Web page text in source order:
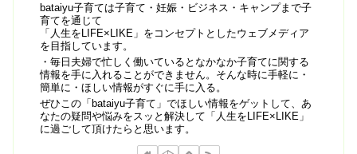
bataiyu子育ては子育て・妊娠・ビジネス・キャンプまで子
育てを通じて
「人生をLIFE×LIKE」をコンセプトとしたウェブメディア
を目指しています。
・毎日夫婦で忙しく働いているとなかなか子育てに関する
情報を手に入れることができません。そんな時に手軽に・
簡単に・ほしい情報がすぐに手に入る。
ぜひこの「bataiyu子育て」でほしい情報をゲットして、あ
なたの疑問や悩みをスッと解決して「人生をLIFE×LIKE」
に過ごして頂けたらと思います。